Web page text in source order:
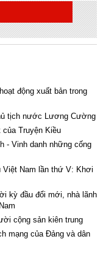
động xuất bản trong
tịch nước Lương Cường
Truyện Kiều
- Vinh danh những cống
Việt Nam lần thứ V: Khơi
kỳ đầu đổi mới, nhà lãnh
cộng sản kiên trung
mạng của Đảng và dân